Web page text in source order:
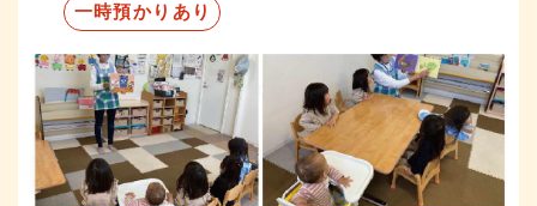
一時預かりあり